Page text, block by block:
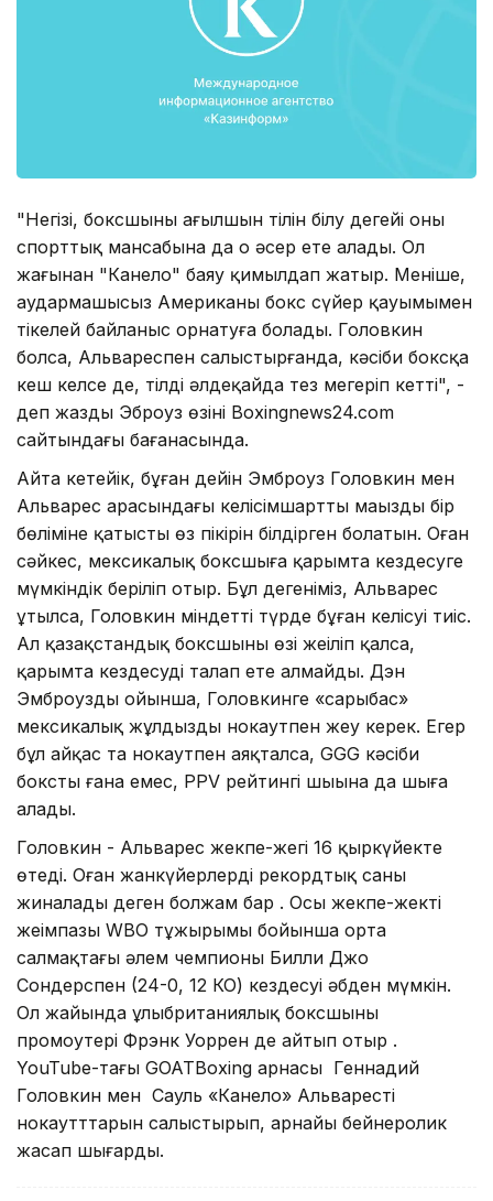
"Негізі, боксшының ағылшын тілін білу деңгейі оның
спорттық мансабына да оң әсер ете алады. Ол
жағынан "Канело" баяу қимылдап жатыр. Меніңше,
аудармашысыз Американың бокс сүйер қауымымен
тікелей байланыс орнатуға болады. Головкин
болса, Альвареспен салыстырғанда, кәсіби боксқа
кеш келсе де, тілді әлдеқайда тез меңгеріп кетті", -
деп жазды Эброуз өзінің Boxingnews24.com
сайтындағы бағанасында.
Айта кетейік, бұған дейін Эмброуз Головкин мен
Альварес арасындағы келісімшарттың маңызды бір
бөліміне қатысты өз пікірін білдірген болатын. Оған
сәйкес, мексикалық боксшыға қарымта кездесуге
мүмкіндік беріліп отыр. Бұл дегеніміз, Альварес
ұтылса, Головкин міндетті түрде бұған келісуі тиіс.
Ал қазақстандық боксшының өзі жеңіліп қалса,
қарымта кездесуді талап ете алмайды. Дэн
Эмброуздың ойынша, Головкинге «сарыбас»
мексикалық жұлдызды нокаутпен жеңу керек. Егер
бұл айқас та нокаутпен аяқталса, GGG кәсіби
бокстың ғана емес, PPV рейтингі шыңына да шыға
алады.
Головкин - Альварес жекпе-жегі 16 қыркүйекте
өтеді. Оған жанкүйерлердің рекордтық саны
жиналады деген болжам бар . Осы жекпе-жектің
жеңімпазы WBO тұжырымы бойынша орта
салмақтағы әлем чемпионы Билли Джо
Сондерспен (24-0, 12 КО) кездесуі әбден мүмкін.
Ол жайында ұлыбританиялық боксшының
промоутері Фрэнк Уоррен де айтып отыр .
YouTube-тағы GOATBoxing арнасы Геннадий
Головкин мен Сауль «Канело» Альварестің
нокаутттарын салыстырып, арнайы бейнеролик
жасап шығарды.